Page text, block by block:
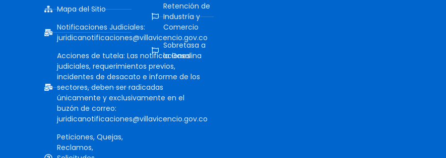
Mapa del Sitio
Notificaciones Judiciales:
juridicanotificaciones@villavicencio.gov.co
Acciones de tutela: Las notificaciones
judiciales, requerimientos previos,
incidentes de desacato e informe de los
sectores, deben ser radicadas
únicamente y exclusivamente en el
buzón de correo:
juridicanotificaciones@villavicencio.gov.co
Peticiones, Quejas,
Reclamos,
Retención de
Industría y
Comercio
Sobretasa a
la Gasolina